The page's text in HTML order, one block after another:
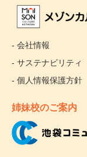
- 会社情報
- サステナビリティ
- 個人情報保護方針
姉妹校のご案内